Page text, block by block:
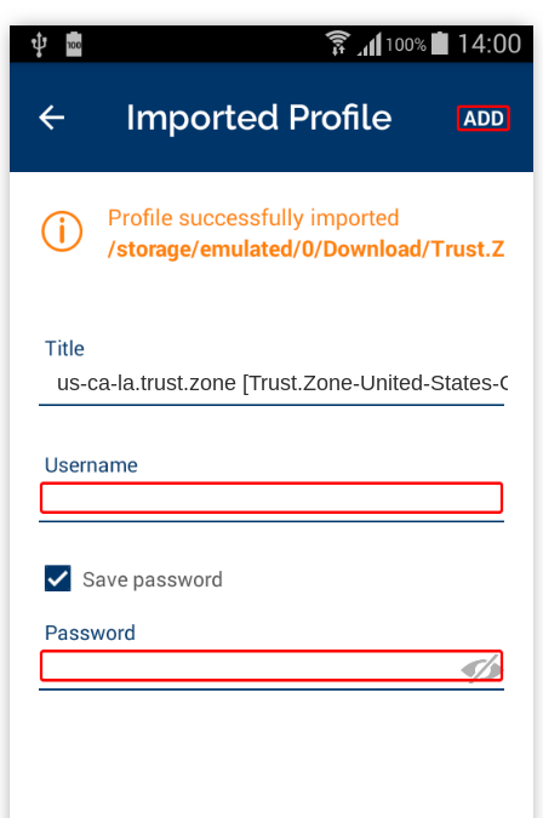
us-ca-la.trust.zone [Trust.Zone-United-States-CA-